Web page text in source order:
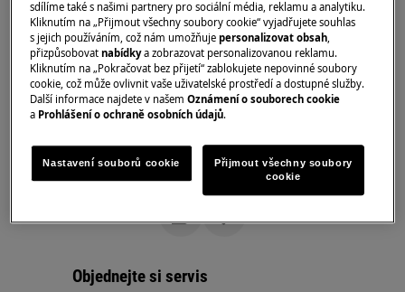
Platí pro:
Pračka s konektivitou
Řešení:
Proveďte normální cyklus při 90 ° C (bavlna
90).
Byl tento článek užitečný?
Objednejte si servis
sdílíme také s našimi partnery pro sociální média, reklamu a analytiku.
Kliknutím na „Přijmout všechny soubory cookie“ vyjadřujete souhlas
s jejich používáním, což nám umožňujepersonalizovat obsah,
přizpůsobovatnabídkya zobrazovat personalizovanou reklamu.
Kliknutím na „Pokračovat bez přijetí“ zablokujete nepovinné soubory
cookie, což může ovlivnit vaše uživatelské prostředí a dostupné služby.
Další informace najdete v našemOznámení o souborech cookie
a Prohlášení o ochraně osobních údajů.
Nastavení souborů cookie
Přijmout všechny soubory
cookie